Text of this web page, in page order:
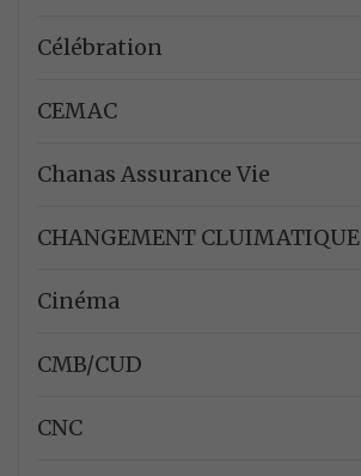
Célébration
CEMAC
Chanas Assurance Vie
CHANGEMENT CLUIMATIQUE
Cinéma
CMB/CUD
CNC